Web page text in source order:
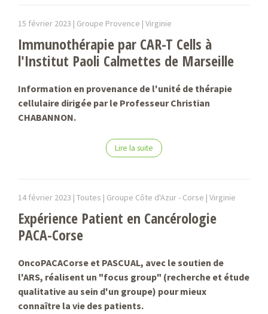
15 février 2023 | Groupe Provence | Virginie
Immunothérapie par CAR-T Cells à
l'Institut Paoli Calmettes de Marseille
Information en provenance de l'unité de thérapie
cellulaire dirigée par le Professeur Christian
CHABANNON.
Lire la suite
14 février 2023 | Toutes | Groupe Côte d'Azur - Corse | Virginie
Expérience Patient en Cancérologie
PACA-Corse
OncoPACACorse et PASCUAL, avec le soutien de
l'ARS, réalisent un "focus group" (recherche et étude
qualitative au sein d'un groupe) pour mieux
connaître la vie des patients.